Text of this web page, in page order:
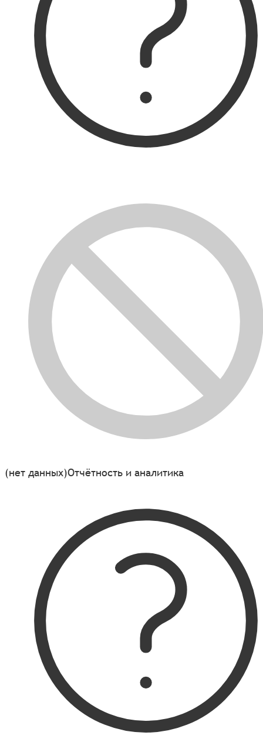
(нет данных)Отчётность и аналитика